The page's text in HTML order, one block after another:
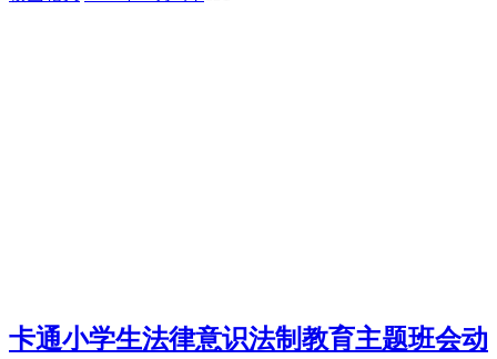
卡通小学生法律意识法制教育主题班会动